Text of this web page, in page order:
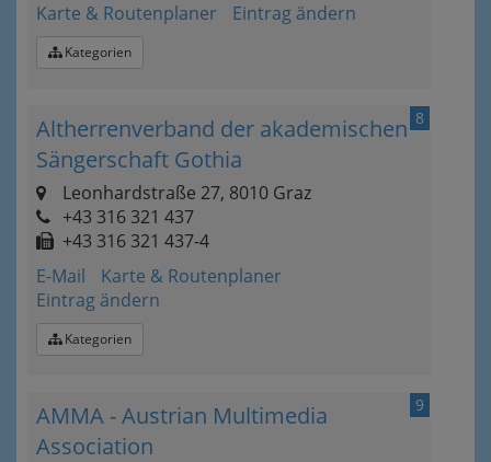
Karte & Routenplaner
Eintrag ändern
Kategorien
8
Altherrenverband der akademischen
Sängerschaft Gothia
Leonhardstraße 27, 8010 Graz
+43 316 321 437
+43 316 321 437-4
E-Mail
Karte & Routenplaner
Eintrag ändern
Kategorien
9
AMMA - Austrian Multimedia
Association